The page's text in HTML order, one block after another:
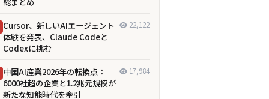
Cursor、新しいAIエージェント
体験を発表、Claude Codeと
Codexに挑む
22,122
中国AI産業2026年の転換点：
6000社超の企業と1.2兆元規模が
新たな知能時代を牽引
17,984